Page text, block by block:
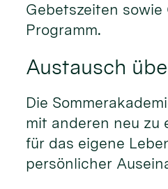
Gebetszeiten
Programm.
Austausch
Die
mit anderen neu zu
für das eigene
persönlicher